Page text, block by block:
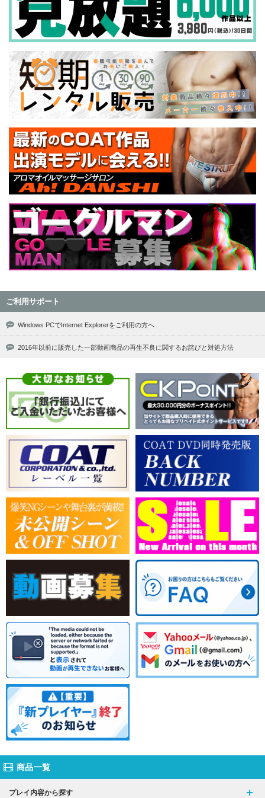
ご利用サポート
Windows PCでInternet Explorerをご利用の方へ
2016年以前に販売した一部動画商品の再生不良に関するお詫びと対処方法
商品一覧
プレイ内容から探す